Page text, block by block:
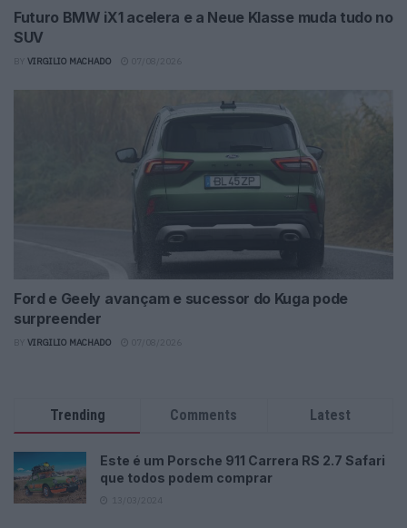
Futuro BMW iX1 acelera e a Neue Klasse muda tudo no
SUV
VIRGILIO MACHADO
Ford e Geely avançam e sucessor do Kuga pode
surpreender
VIRGILIO MACHADO
Trending Comments Latest
Este é um Porsche 911 Carrera RS 2.7 Safari
que todos podem comprar